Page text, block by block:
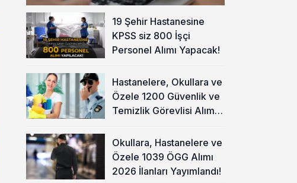
19 Şehir Hastanesine
KPSS siz 800 İşçi
Personel Alımı Yapacak!
Hastanelere, Okullara ve
Özele 1200 Güvenlik ve
Temizlik Görevlisi Alımı
Okullara, Hastanelere ve
Özele 1039 ÖGG Alımı
2026 İlanları Yayımlandı!